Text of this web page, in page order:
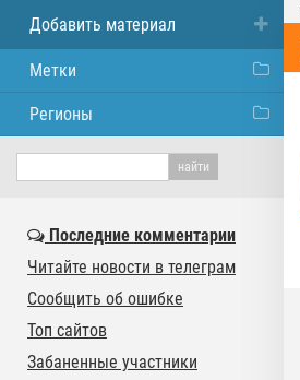
Добавить материал
Метки
Регионы
Последние комментарии
Читайте новости в телеграм
Сообщить об ошибке
Топ сайтов
Забаненные участники